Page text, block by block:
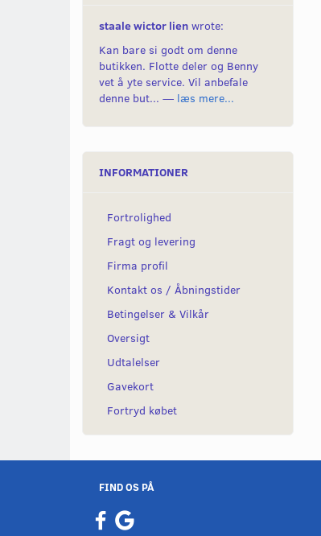
staale wictor lien wrote:
Kan bare si godt om denne
butikken. Flotte deler og Benny
vet å yte service. Vil anbefale
denne but... — læs mere...
INFORMATIONER
Fortrolighed
Fragt og levering
Firma profil
Kontakt os / Åbningstider
Betingelser & Vilkår
Oversigt
Udtalelser
Gavekort
Fortryd købet
FIND OS PÅ